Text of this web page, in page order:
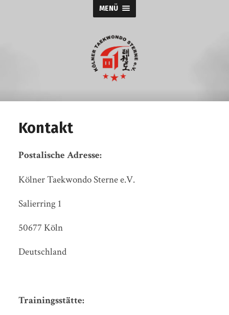
MENÜ
Kontakt
Postalische Adresse:
Kölner Taekwondo Sterne e.V.
Salierring 1
50677 Köln
Deutschland
Trainingsstätte: